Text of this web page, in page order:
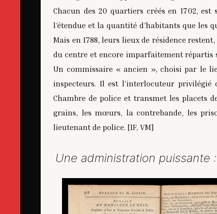
Chacun des 20 quartiers créés en 1702,
l’étendue et la quantité d’habitants que les
Mais en 1788, leurs lieux de résidence
du centre et encore imparfaitement répartis
Un commissaire « ancien », choisi par le
inspecteurs. Il est l’interlocuteur
Chambre de police et transmet les placets
grains, les mœurs, la contrebande, les
lieutenant de police. [IF, VM]
Une administration